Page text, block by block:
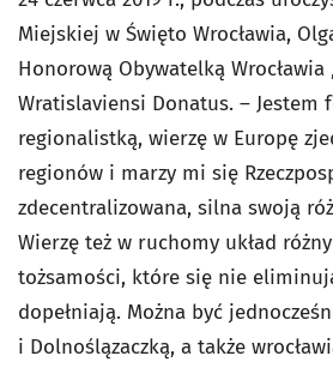
Miejskiej w Święto Wrocławia,
Honorową Obywatelką Wrocławia
Wratislaviensi Donatus. – Jestem
regionalistką, wierzę w Europę
regionów i marzy mi się
zdecentralizowana, silna swoją
Wierzę też w ruchomy układ
tożsamości, które się nie
dopełniają. Można być
i Dolnoślązaczką, a także